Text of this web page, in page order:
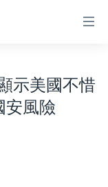
示美國不惜
安風險